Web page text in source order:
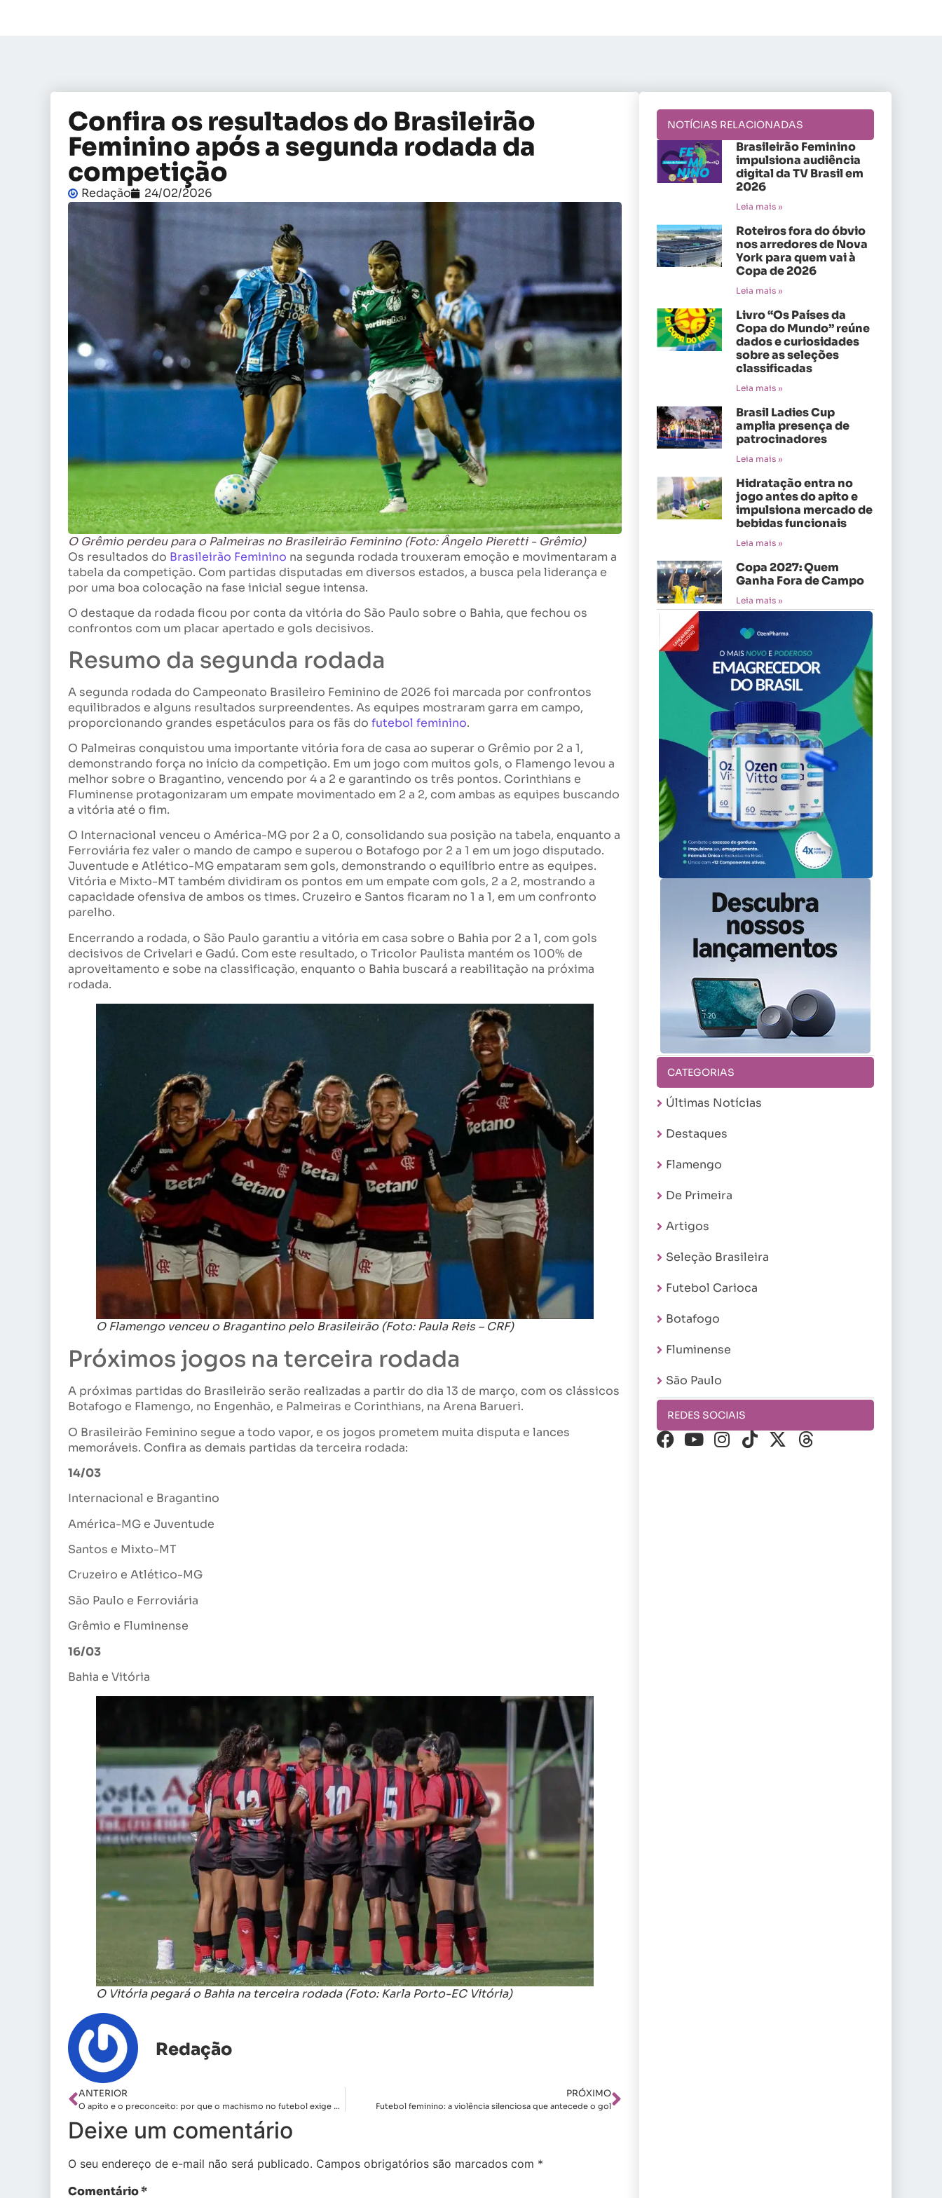
Confira os resultados do Brasileirão
Feminino após a segunda rodada da
competição
Redação 24/02/2026
O Grêmio perdeu para o Palmeiras no Brasileirão Feminino (Foto: Ângelo Pieretti - Grêmio)
Os resultados do Brasileirão Feminino na segunda rodada trouxeram emoção e movimentaram a
tabela da competição. Com partidas disputadas em diversos estados, a busca pela liderança e
por uma boa colocação na fase inicial segue intensa.
O destaque da rodada ficou por conta da vitória do São Paulo sobre o Bahia, que fechou os
confrontos com um placar apertado e gols decisivos.
Resumo da segunda rodada
A segunda rodada do Campeonato Brasileiro Feminino de 2026 foi marcada por confrontos
equilibrados e alguns resultados surpreendentes. As equipes mostraram garra em campo,
proporcionando grandes espetáculos para os fãs do futebol feminino.
O Palmeiras conquistou uma importante vitória fora de casa ao superar o Grêmio por 2 a 1,
demonstrando força no início da competição. Em um jogo com muitos gols, o Flamengo levou a
melhor sobre o Bragantino, vencendo por 4 a 2 e garantindo os três pontos. Corinthians e
Fluminense protagonizaram um empate movimentado em 2 a 2, com ambas as equipes buscando
a vitória até o fim.
O Internacional venceu o América-MG por 2 a 0, consolidando sua posição na tabela, enquanto a
Ferroviária fez valer o mando de campo e superou o Botafogo por 2 a 1 em um jogo disputado.
Juventude e Atlético-MG empataram sem gols, demonstrando o equilíbrio entre as equipes.
Vitória e Mixto-MT também dividiram os pontos em um empate com gols, 2 a 2, mostrando a
capacidade ofensiva de ambos os times. Cruzeiro e Santos ficaram no 1 a 1, em um confronto
parelho.
Encerrando a rodada, o São Paulo garantiu a vitória em casa sobre o Bahia por 2 a 1, com gols
decisivos de Crivelari e Gadú. Com este resultado, o Tricolor Paulista mantém os 100% de
aproveitamento e sobe na classificação, enquanto o Bahia buscará a reabilitação na próxima
rodada.
O Flamengo venceu o Bragantino pelo Brasileirão (Foto: Paula Reis – CRF)
Próximos jogos na terceira rodada
A próximas partidas do Brasileirão serão realizadas a partir do dia 13 de março, com os clássicos
Botafogo e Flamengo, no Engenhão, e Palmeiras e Corinthians, na Arena Barueri.
O Brasileirão Feminino segue a todo vapor, e os jogos prometem muita disputa e lances
memoráveis. Confira as demais partidas da terceira rodada:
14/03
Internacional e Bragantino
América-MG e Juventude
Santos e Mixto-MT
Cruzeiro e Atlético-MG
São Paulo e Ferroviária
Grêmio e Fluminense
16/03
Bahia e Vitória
O Vitória pegará o Bahia na terceira rodada (Foto: Karla Porto-EC Vitória)
Redação
ANTERIOR
O apito e o preconceito: por que o machismo no futebol exige mais que notas de repúdio
PRÓXIMO
Futebol feminino: a violência silenciosa que antecede o gol
Deixe um comentário
O seu endereço de e-mail não será publicado. Campos obrigatórios são marcados com *
Comentário*
NOTÍCIAS RELACIONADAS
Brasileirão Feminino
impulsiona audiência
digital da TV Brasil em
2026
Leia mais »
Roteiros fora do óbvio
nos arredores de Nova
York para quem vai à
Copa de 2026
Leia mais »
Livro “Os Países da
Copa do Mundo” reúne
dados e curiosidades
sobre as seleções
classificadas
Leia mais »
Brasil Ladies Cup
amplia presença de
patrocinadores
Leia mais »
Hidratação entra no
jogo antes do apito e
impulsiona mercado de
bebidas funcionais
Leia mais »
Copa 2027: Quem
Ganha Fora de Campo
Leia mais »
CATEGORIAS
Últimas Notícias
Destaques
Flamengo
De Primeira
Artigos
Seleção Brasileira
Futebol Carioca
Botafogo
Fluminense
São Paulo
REDES SOCIAIS